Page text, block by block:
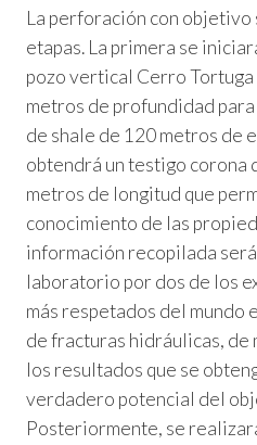
La perforación con objetivo
etapas. La primera se
pozo vertical Cerro
metros de profundidad
de shale de 120 metros de
obtendrá un testigo corona
metros de longitud que
conocimiento de las
información recopilada
laboratorio por dos de los
más respetados del mundo
de fracturas hidráulicas, de
los resultados que se
verdadero potencial del
Posteriormente, se